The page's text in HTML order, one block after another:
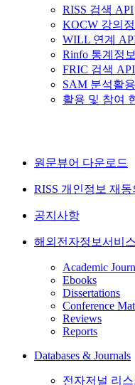
RISS 검색 API
KOCW 강의
WILL 연계
Rinfo 통계정
FRIC 검색 API
SAM 분석활
활용 및 참여
원문뷰어 다운로드
RISS 개인정보 재동
공지사항
해외전자정보서비
Academic
Ebooks
Dissertations
Conference
Reviews
Reports
Databases & Journals
전자저널 리스